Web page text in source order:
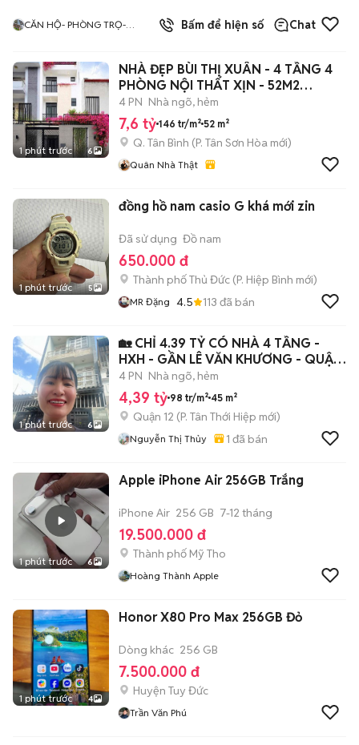
CĂN HỘ- PHÒNG TRỌ-
4.0
Bấm để hiện số Chat
1 phút trước 6
NHÀ ĐẸP BÙI THỊ XUÂN - 4 TẦNG 4
PHÒNG NỘI THẤT XỊN - 52M2
(4*12.95)
4 PN Nhà ngõ, hẻm
7,6 tỷ 146 tr/m² 52 m²
Q. Tân Bình (P. Tân Sơn Hòa mới)
Quân Nhà Thật
1 phút trước 5
đồng hồ nam casio G khá mới zin
Đã sử dụng Đồ nam
650.000 đ
Thành phố Thủ Đức (P. Hiệp Bình mới)
MR Đặng 4.5 113 đã bán
1 phút trước 6
🏡 CHỈ 4.39 TỶ CÓ NHÀ 4 TẦNG -
HXH - GẦN LÊ VĂN KHƯƠNG - QUẬN
12.
4 PN Nhà ngõ, hẻm
4,39 tỷ 98 tr/m² 45 m²
Quận 12 (P. Tân Thới Hiệp mới)
Nguyễn Thị Thủy 1 đã bán
1 phút trước 6
Apple iPhone Air 256GB Trắng
iPhone Air 256 GB 7-12 tháng
19.500.000 đ
Thành phố Mỹ Tho
Hoàng Thành Apple
1 phút trước 4
Honor X80 Pro Max 256GB Đỏ
Dòng khác 256 GB
7.500.000 đ
Huyện Tuy Đức
Trần Văn Phú